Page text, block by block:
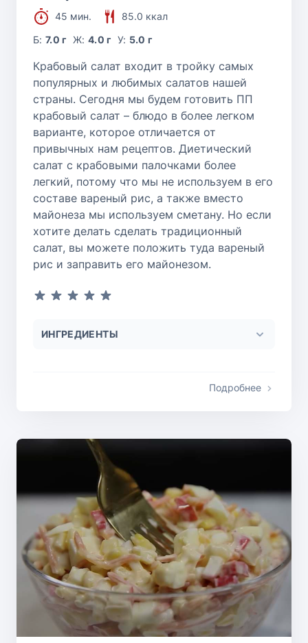
45 мин.
85.0 ккал
Б:7.0 г Ж: 4.0 г У: 5.0 г
Крабовый салат входит в тройку самых
популярных и любимых салатов нашей
страны. Сегодня мы будем готовить ПП
крабовый салат – блюдо в более легком
варианте, которое отличается от
привычных нам рецептов. Диетический
салат с крабовыми палочками более
легкий, потому что мы не используем в его
составе вареный рис, а также вместо
майонеза мы используем сметану. Но если
хотите делать сделать традиционный
салат, вы можете положить туда вареный
рис и заправить его майонезом.
ИНГРЕДИЕНТЫ
Подробнее